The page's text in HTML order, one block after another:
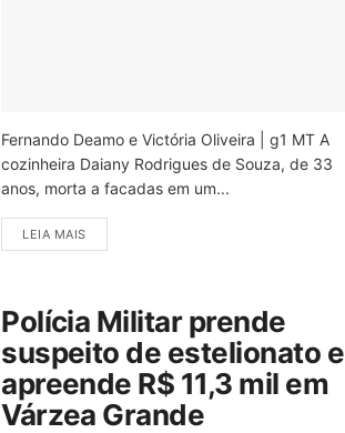
Fernando Deamo e Victória Oliveira | g1 MT A
cozinheira Daiany Rodrigues de Souza, de 33
anos, morta a facadas em um...
LEIA MAIS
Polícia Militar prende
suspeito de estelionato e
apreende R$ 11,3 mil em
Várzea Grande